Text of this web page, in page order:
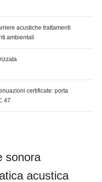
acustiche trattamenti
ambientali
certificate: porta
47
sonora
acustica